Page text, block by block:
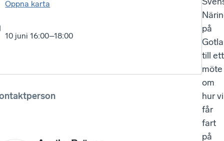
Öppna karta
10 juni 16:00–18:00
på
till ett
möte
om
hur vi
får
fart
på